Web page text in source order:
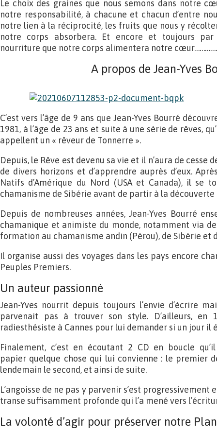
Le choix des graines que nous semons dans notre
notre responsabilité, à chacune et chacun d’entre
notre lien à la réciprocité, les fruits que nous y
notre corps absorbera. Et encore et toujours
nourriture que notre corps alimentera notre
A propos de Jean-Yves
C’est vers l’âge de 9 ans que Jean-Yves Bourré
1981, à l’âge de 23 ans et suite à une série de rêves,
appellent un « rêveur de Tonnerre ».
Depuis, le Rêve est devenu sa vie et il n’aura de cesse
de divers horizons et d’apprendre auprès d’eux.
Natifs d’Amérique du Nord (USA et Canada), il se
chamanisme de Sibérie avant de partir à la découverte
Depuis de nombreuses années, Jean-Yves Bourré
chamanique et animiste du monde, notamment via
formation au chamanisme andin (Pérou), de Sibérie et
Il organise aussi des voyages dans les pays encore
Peuples Premiers.
Un auteur passionné
Jean-Yves nourrit depuis toujours l’envie d’écrire
parvenait pas à trouver son style. D’ailleurs,
radiesthésiste à Cannes pour lui demander si un jour il
Finalement, c’est en écoutant 2 CD en boucle
papier quelque chose qui lui convienne : le premier
lendemain le second, et ainsi de suite.
L’angoisse de ne pas y parvenir s’est
transe suffisamment profonde qui l’a mené vers
La volonté d’agir pour préserver notre